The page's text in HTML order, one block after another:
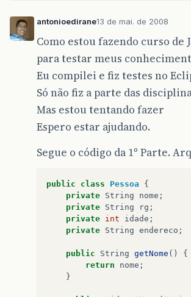
antonioedirane13 de mai. de 2008
Como estou fazendo curso de
para testar meus
Eu compilei e fiz testes no
Só não fiz a parte das
Mas estou tentando fazer
Espero estar ajudando.
Segue o código da 1º Parte.
public class Pessoa
{
private String nome ;
private String rg ;
private int idade ;
private String endereco ;
public String getNome ()
{
return
nome ;
}